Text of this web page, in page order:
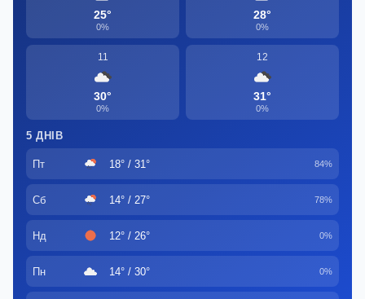
25°
0%
28°
0%
11
30°
0%
12
31°
0%
5 ДНІВ
Пт 18° / 31° 84%
Сб 14° / 27° 78%
Нд 12° / 26° 0%
Пн 14° / 30° 0%